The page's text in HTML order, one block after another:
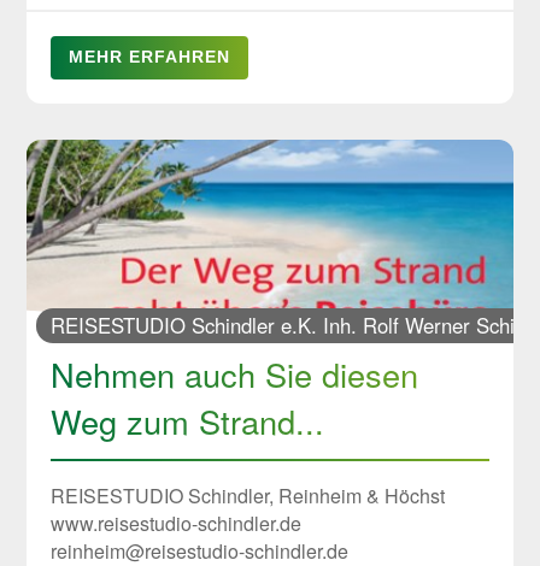
die Unternehmensbeschreibung, vervollständigen
Ihre Kontaktmöglichkeiten, die Öffnungszeiten,
Somit haben Sie einen optimalen Eintrag, der Ihr
Unternehmen attraktiv für alle Besucher macht.
Fragen Sie uns jetzt an!
MEHR ERFAHREN
REISESTUDIO Schindler e.K. Inh. Rolf Werner
Nehmen auch Sie diesen
Weg zum Strand...
REISESTUDIO Schindler, Reinheim & Höchst
www.reisestudio-schindler.de
reinheim@reisestudio-schindler.de